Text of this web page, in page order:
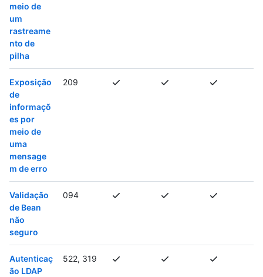
meio de
um
rastreame
nto de
pilha
Exposição
de
informaçõ
es por
meio de
uma
mensage
m de erro
209
Validação
de Bean
não
seguro
094
Autenticaç
ão LDAP
522, 319